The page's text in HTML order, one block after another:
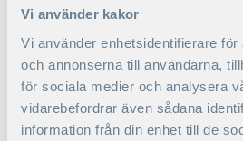
Vi använder kakor
Vi använder enhetsidentifierare
och annonserna till användarna,
för sociala medier och analysera
vidarebefordrar även sådana
information från din enhet till de
alla på.
KOMBINERA OM
OCH PROCESSER
Att en verksamhet genomgår
transformation betyder inte att